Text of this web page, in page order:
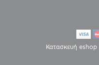
Κατασκευή eshop